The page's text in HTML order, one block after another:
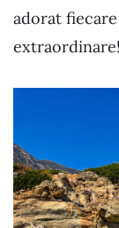
adorat
extraordinare!